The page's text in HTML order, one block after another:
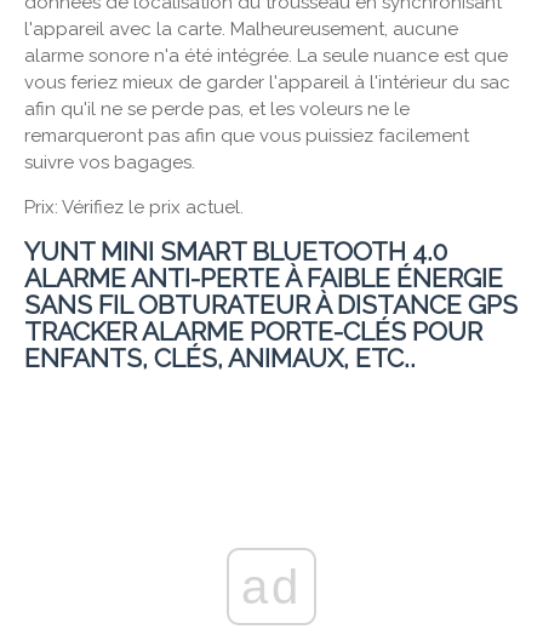
l'appareil avec la carte. Malheureusement, aucune
alarme sonore n'a été intégrée. La seule nuance est que
vous feriez mieux de garder l'appareil à l'intérieur du sac
afin qu'il ne se perde pas, et les voleurs ne le
remarqueront pas afin que vous puissiez facilement
suivre vos bagages.
Prix: Vérifiez le prix actuel.
YUNT MINI SMART BLUETOOTH 4.0
ALARME ANTI-PERTE À FAIBLE ÉNERGIE
SANS FIL OBTURATEUR À DISTANCE GPS
TRACKER ALARME PORTE-CLÉS POUR
ENFANTS, CLÉS, ANIMAUX, ETC..
ad